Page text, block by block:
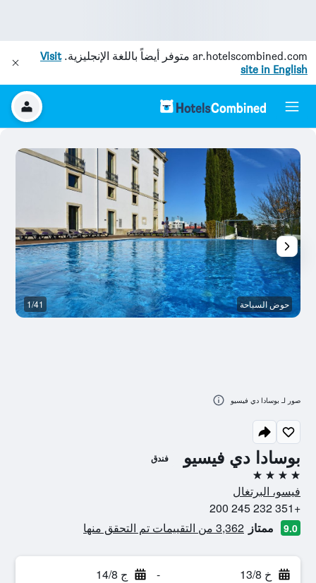
ar.hotelscombined.com متوفر أيضاً باللغة الإنجليزية.Visit
site in English
بوسادا دي فيسيو فندق
4 نجوم
فيسو، البرتغال
+351 232 245 200
9.0 ممتاز 3,362 من التقييمات تم التحقق منها
خ 13/8 - ج 14/8
حوض السباحة 1/41
صور لـ بوسادا دي فيسيو